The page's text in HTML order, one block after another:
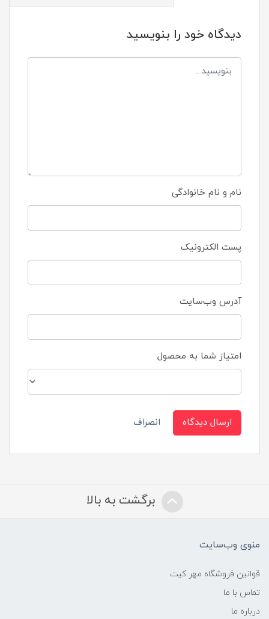
دیدگاه خود را بنویسید
نام و نام خانوادگی
پست الکترونیک
آدرس وب‌سایت
امتیاز شما به محصول
ارسال دیدگاه انصراف
برگشت به بالا
منوی وب‌سایت
قوانین فروشگاه مهر کیت
تماس با ما
درباره ما